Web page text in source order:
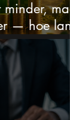
— hoe